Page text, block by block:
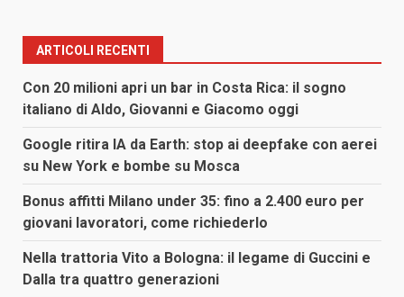
ARTICOLI RECENTI
Con 20 milioni apri un bar in Costa Rica: il sogno
italiano di Aldo, Giovanni e Giacomo oggi
Google ritira IA da Earth: stop ai deepfake con aerei
su New York e bombe su Mosca
Bonus affitti Milano under 35: fino a 2.400 euro per
giovani lavoratori, come richiederlo
Nella trattoria Vito a Bologna: il legame di Guccini e
Dalla tra quattro generazioni